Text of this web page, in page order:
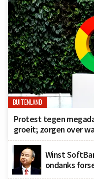
BUITENLAND
Protest tegen
groeit; zorgen over
Winst
ondanks